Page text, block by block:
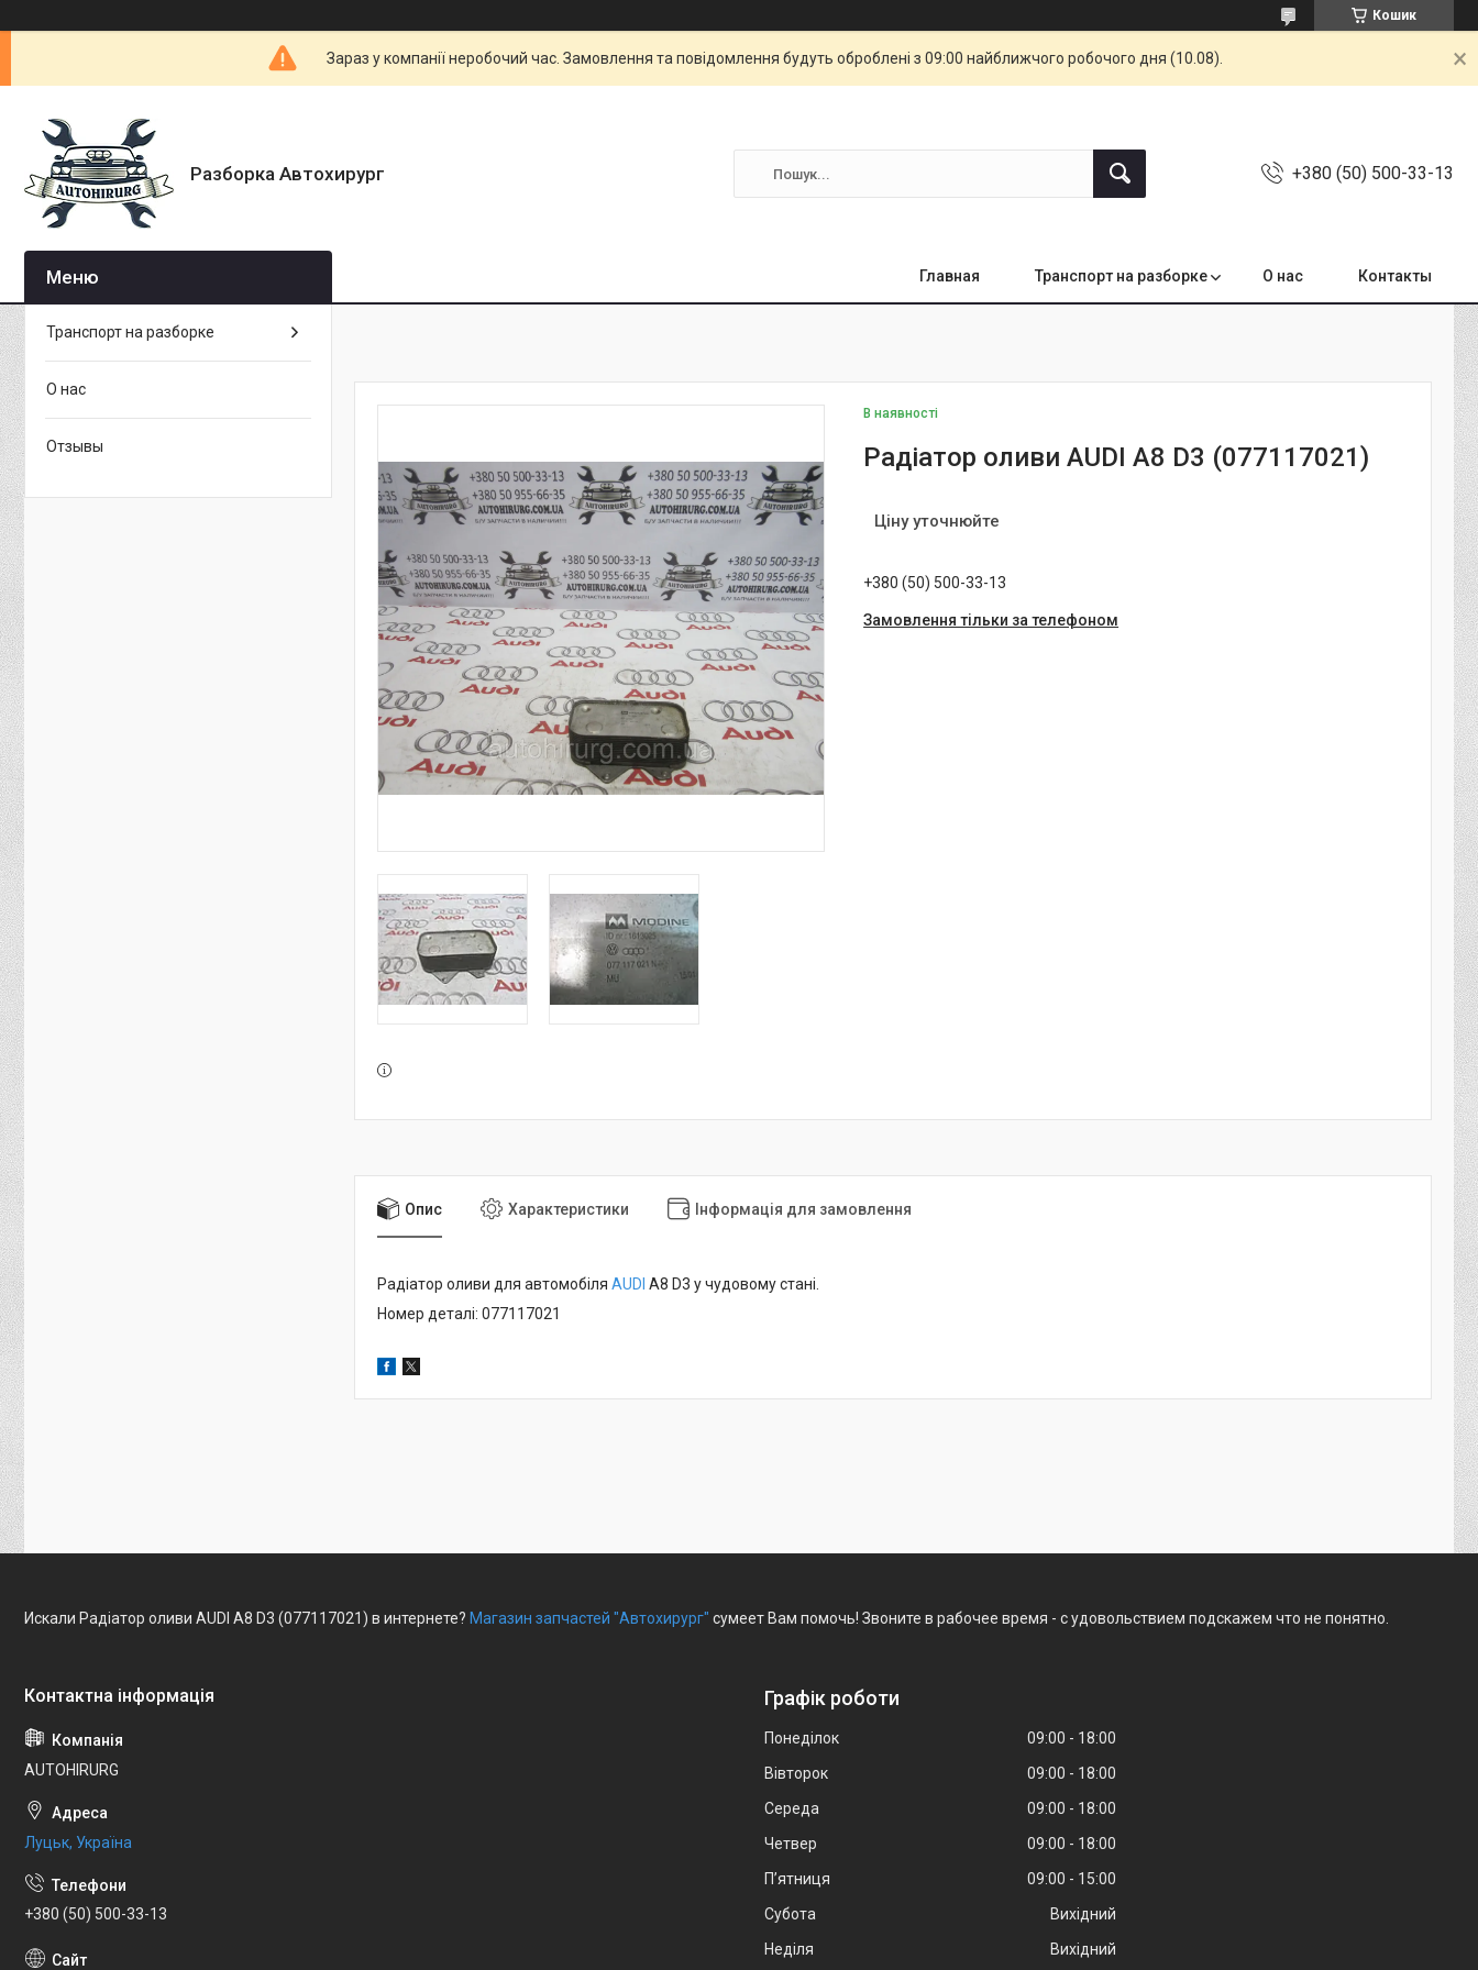
Кошик
Зараз у компанії неробочий час. Замовлення та повідомлення будуть оброблені з 09:00 найближчого робочого дня (10.08).
Разборка Автохирург +380 (50) 500-33-13
Главная Транспорт на разборке О нас Контакты
В наявності
Радіатор оливи AUDI A8 D3 (077117021)
Ціну уточнюйте
+380 (50) 500-33-13
Замовлення тільки за телефоном
Опис Характеристики Інформація для замовлення
Радіатор оливи для автомобіля AUDI A8 D3 у чудовому стані.
Номер деталі: 077117021
Транспорт на разборке
О нас
Отзывы
Искали Радіатор оливи AUDI A8 D3 (077117021) в интернете? Магазин запчастей "Автохирург" сумеет Вам помочь! Звоните в рабочее время - с удовольствием подскажем что не понятно.
AUTOHIRURG
Луцьк, Україна
+380 (50) 500-33-13
Графік роботи
Понеділок 09:00
18:00
Вівторок
09:00
18:00
Середа
09:00
18:00
Четвер
09:00
18:00
Пʼятниця
09:00
15:00
Субота
Вихідний
Неділя
Вихідний